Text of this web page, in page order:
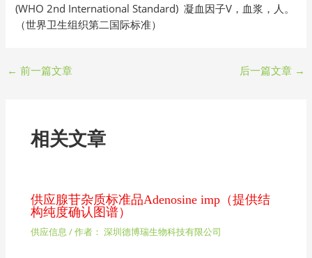
(WHO 2nd International Standard) 凝血因子V，血浆，人。
（世界卫生组织第二国际标准）
← 前一篇文章 后一篇文章 →
相关文章
供应腺苷杂质标准品Adenosine imp（提供结
构纯度确认图谱）
供应信息 / 作者： 深圳德博瑞生物科技有限公司